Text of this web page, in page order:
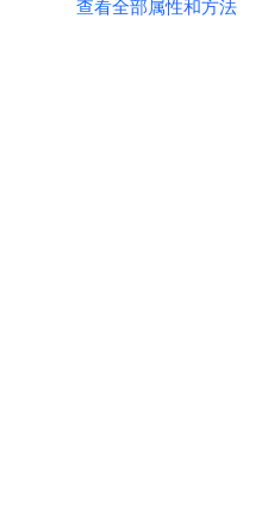
查看全部属性和方法